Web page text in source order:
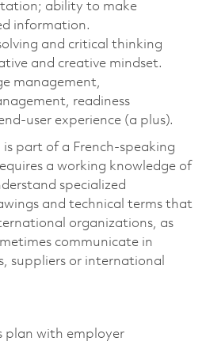
ability to make
information.
and critical thinking
and creative mindset.
management,
readiness
user experience (a plus).
part of a French-speaking
a working knowledge of
specialized
and technical terms that
organizations, as
communicate in
suppliers or international
plan with employer